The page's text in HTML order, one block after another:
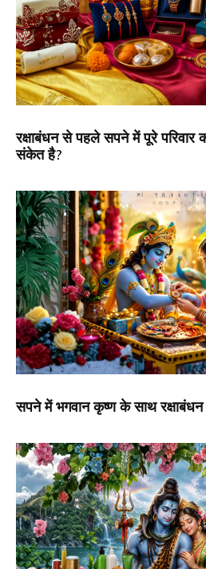
रक्षाबंधन से पहले सपने में पूरे परिवार
संकेत है?
सपने में भगवान कृष्ण के साथ रक्षाबंधन